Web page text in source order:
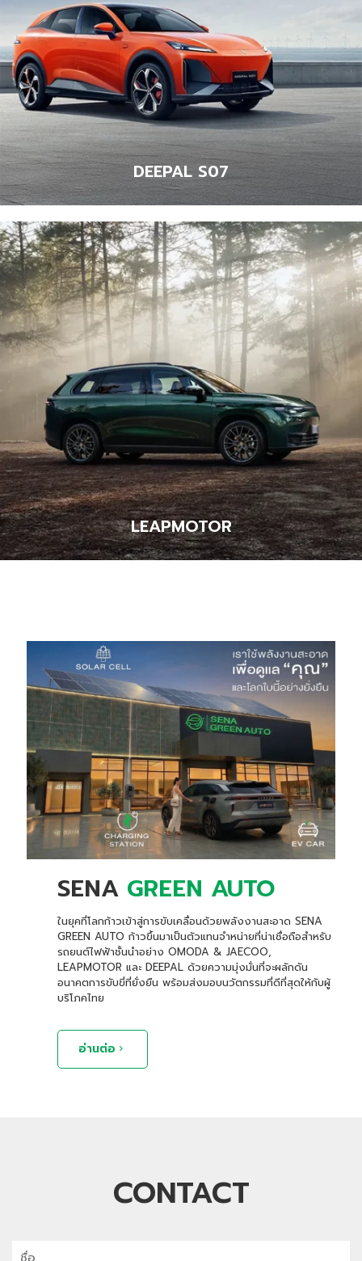
DEEPAL S07
LEAPMOTOR
SENA GREEN AUTO
ในยุคที่โลกก้าวเข้าสู่การขับเคลื่อนด้วยพลังงานสะอาด SENA
GREEN AUTO ก้าวขึ้นมาเป็นตัวแทนจำหน่ายที่น่าเชื่อถือสำหรับ
รถยนต์ไฟฟ้าชั้นนำอย่าง OMODA & JAECOO,
LEAPMOTOR และ DEEPAL ด้วยความมุ่งมั่นที่จะผลักดัน
อนาคตการขับขี่ที่ยั่งยืน พร้อมส่งมอบนวัตกรรมที่ดีที่สุดให้กับผู้
บริโภคไทย
อ่านต่อ
CONTACT